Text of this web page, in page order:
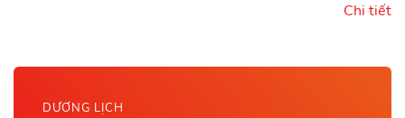
Chi tiết
DƯƠNG LỊCH